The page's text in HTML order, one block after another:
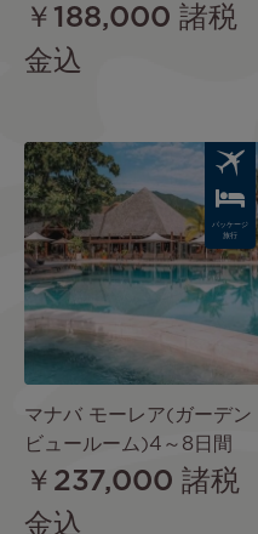
￥188,000 諸税
金込
Image
パッケージ
旅行
マナバ モーレア(ガーデン
ビュールーム)4～8日間
￥237,000 諸税
金込